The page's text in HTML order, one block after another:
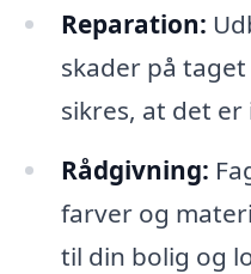
Reparation:
skader på
sikres, at det
Rådgivning:
farver og
til din bolig og